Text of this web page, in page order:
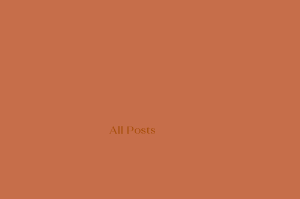
All Posts